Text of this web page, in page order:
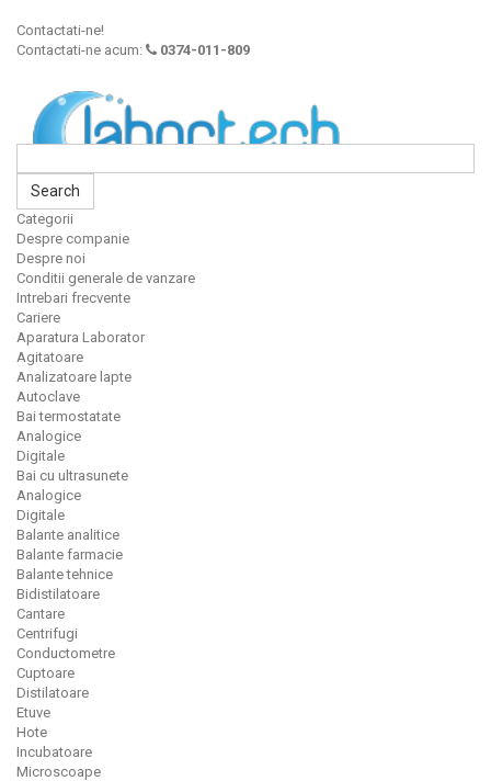
Contactati-ne!
Contactati-ne acum:
0374-011-809
Search
Categorii
Despre companie
Despre noi
Conditii generale de vanzare
Intrebari frecvente
Cariere
Aparatura Laborator
Agitatoare
Analizatoare lapte
Autoclave
Bai termostatate
Analogice
Digitale
Bai cu ultrasunete
Analogice
Digitale
Balante analitice
Balante farmacie
Balante tehnice
Bidistilatoare
Cantare
Centrifugi
Conductometre
Cuptoare
Distilatoare
Etuve
Hote
Incubatoare
Microscoape